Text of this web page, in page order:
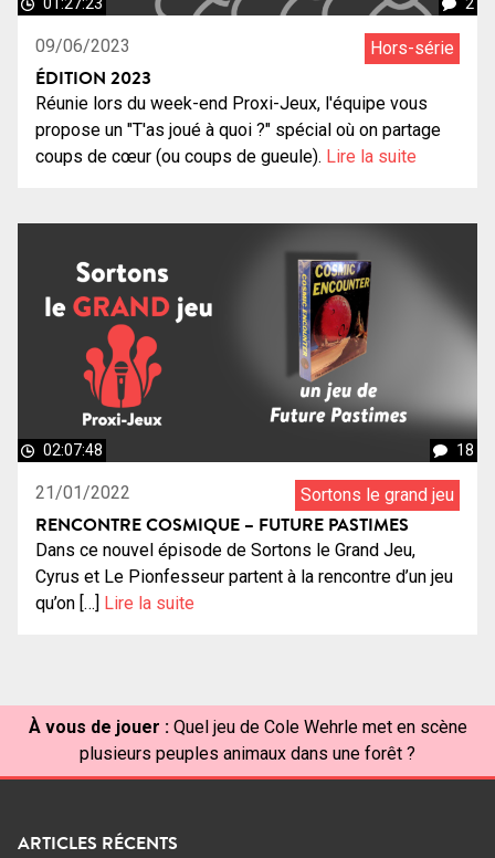
01:27:23 2
09/06/2023 Hors-série
ÉDITION 2023
Réunie lors du week-end Proxi-Jeux, l'équipe vous
propose un "T'as joué à quoi ?" spécial où on partage
coups de cœur (ou coups de gueule). Lire la suite
02:07:48 18
21/01/2022 Sortons le grand jeu
RENCONTRE COSMIQUE – FUTURE PASTIMES
Dans ce nouvel épisode de Sortons le Grand Jeu,
Cyrus et Le Pionfesseur partent à la rencontre d’un jeu
qu’on […] Lire la suite
À vous de jouer : Quel jeu de Cole Wehrle met en scène
plusieurs peuples animaux dans une forêt ?
ARTICLES RÉCENTS